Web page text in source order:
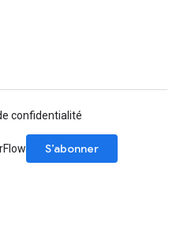
confidentialité
S’abonner